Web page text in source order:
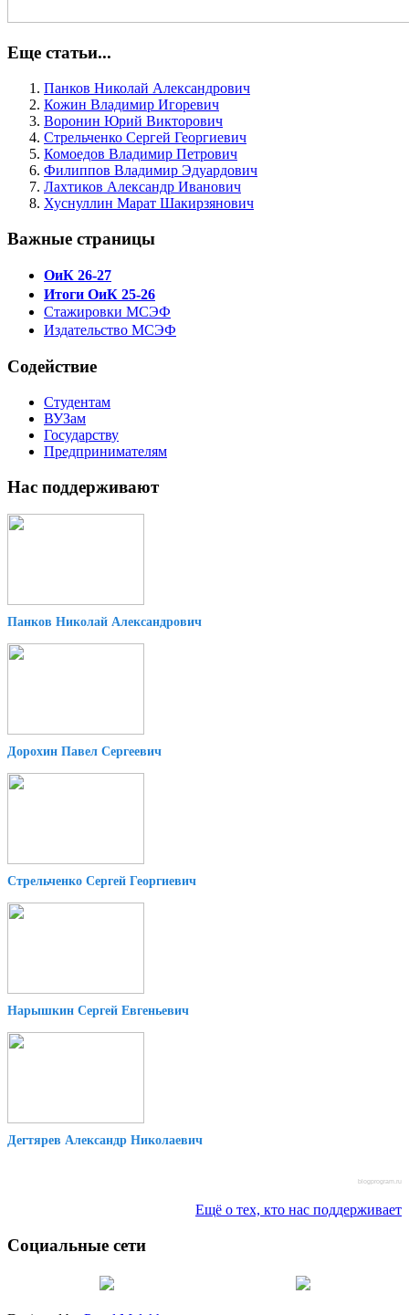
Еще статьи...
Панков Николай Александрович
Кожин Владимир Игоревич
Воронин Юрий Викторович
Стрельченко Сергей Георгиевич
Комоедов Владимир Петрович
Филиппов Владимир Эдуардович
Лахтиков Александр Иванович
Хуснуллин Марат Шакирзянович
Важные страницы
ОиК 26-27
Итоги ОиК 25-26
Стажировки МСЭФ
Издательство МСЭФ
Содействие
Студентам
ВУЗам
Государству
Предпринимателям
Нас поддерживают
Панков Николай Александрович
Дорохин Павел Сергеевич
Стрельченко Сергей Георгиевич
Нарышкин Сергей Евгеньевич
Дегтярев Александр Николаевич
blogprogram.ru
Ещё о тех, кто нас поддерживает
Социальные сети